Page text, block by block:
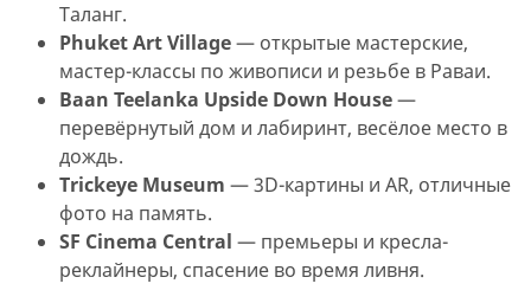
Таланг.
Phuket Art Village— открытые мастерские,
мастер-классы по живописи и резьбе в Раваи.
Baan Teelanka Upside Down House—
перевёрнутый дом и лабиринт, весёлое место в
дождь.
Trickeye Museum — 3D-картины и AR, отличные
фото на память.
SF Cinema Central — премьеры и кресла-
реклайнеры, спасение во время ливня.